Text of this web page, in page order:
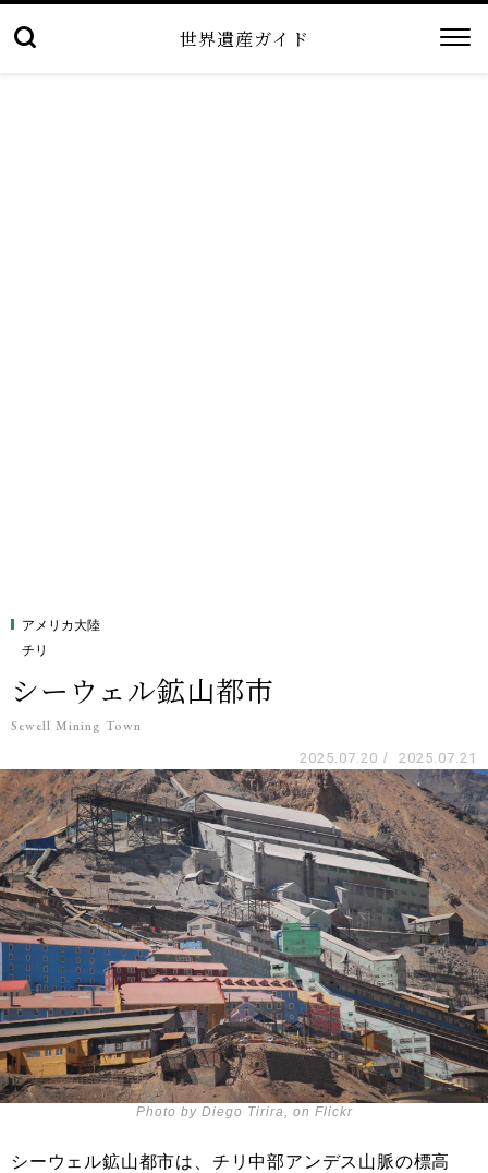
世界遺産ガイド
アメリカ大陸
チリ
シーウェル鉱山都市
Sewell Mining Town
2025.07.20 / 2025.07.21
Photo by Diego Tirira, on Flickr
シーウェル鉱山都市は、チリ中部アンデス山脈の標高